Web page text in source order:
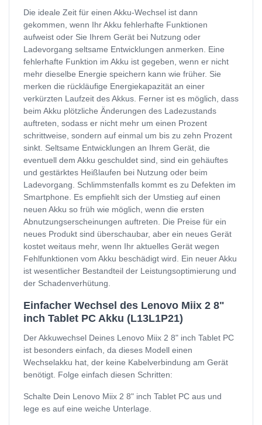
Die ideale Zeit für einen Akku-Wechsel ist dann
gekommen, wenn Ihr Akku fehlerhafte Funktionen
aufweist oder Sie Ihrem Gerät bei Nutzung oder
Ladevorgang seltsame Entwicklungen anmerken. Eine
fehlerhafte Funktion im Akku ist gegeben, wenn er nicht
mehr dieselbe Energie speichern kann wie früher. Sie
merken die rückläufige Energiekapazität an einer
verkürzten Laufzeit des Akkus. Ferner ist es möglich, dass
beim Akku plötzliche Änderungen des Ladezustands
auftreten, sodass er nicht mehr um einen Prozent
schrittweise, sondern auf einmal um bis zu zehn Prozent
sinkt. Seltsame Entwicklungen an Ihrem Gerät, die
eventuell dem Akku geschuldet sind, sind ein gehäuftes
und gestärktes Heißlaufen bei Nutzung oder beim
Ladevorgang. Schlimmstenfalls kommt es zu Defekten im
Smartphone. Es empfiehlt sich der Umstieg auf einen
neuen Akku so früh wie möglich, wenn die ersten
Abnutzungserscheinungen auftreten. Die Preise für ein
neues Produkt sind überschaubar, aber ein neues Gerät
kostet weitaus mehr, wenn Ihr aktuelles Gerät wegen
Fehlfunktionen vom Akku beschädigt wird. Ein neuer Akku
ist wesentlicher Bestandteil der Leistungsoptimierung und
der Schadenverhütung.
Einfacher Wechsel des Lenovo Miix 2 8"
inch Tablet PC Akku (L13L1P21)
Der Akkuwechsel Deines Lenovo Miix 2 8" inch Tablet PC
ist besonders einfach, da dieses Modell einen
Wechselakku hat, der keine Kabelverbindung am Gerät
benötigt. Folge einfach diesen Schritten:
Schalte Dein Lenovo Miix 2 8" inch Tablet PC aus und
lege es auf eine weiche Unterlage.